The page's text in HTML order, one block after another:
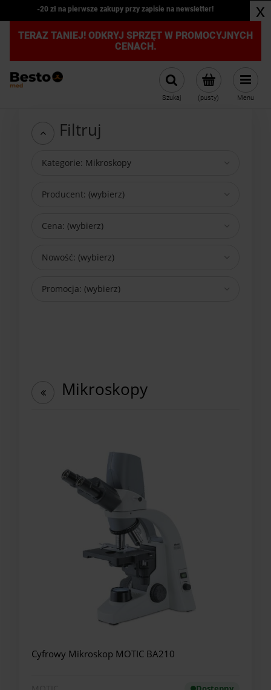
Kardiomonitor weterynaryjny JR2000B z kapnografem PROMOCJA x
TERAZ TANIEJ! ODKRYJ SPRZĘT W PROMOCYJNYCH
CENACH.
(pusty)
Szukaj Menu
Filtruj
Kategorie: Mikroskopy
Producent: (wybierz)
Cena: (wybierz)
Nowość: (wybierz)
Promocja: (wybierz)
Mikroskopy
Cyfrowy Mikroskop MOTIC BA210